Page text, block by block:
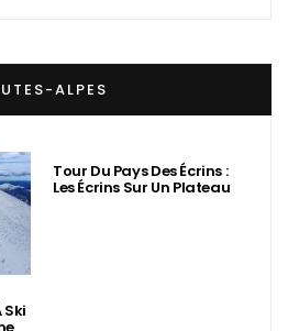
ALPES
Ski
Tour Du Pays Des Écrins :
Les Écrins Sur Un Plateau